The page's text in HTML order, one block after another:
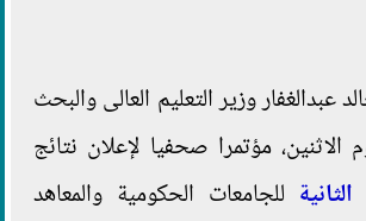
عبدالغفار وزير التعليم العالى والبحث
الاثنين، مؤتمرا صحفيا لإعلان نتائج
للجامعات الحكومية والمعاهد